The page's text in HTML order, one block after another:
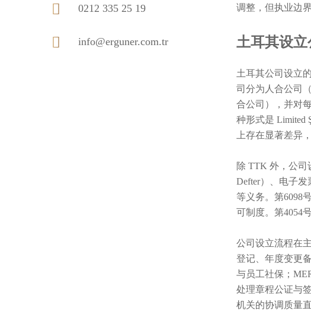
调整，但执业边
土耳其设
土耳其公司设立
司分为人合公司
合公司），并对
种形式是 Limited
上存在显著差异
除 TTK 外，公司
Defter）、电子
等义务。第6098
可制度。第4054
公司设立流程在
登记、年度变更
与员工社保；
处理章程公证与
机关的协调质量
0212 335 25 19
info@erguner.com.tr